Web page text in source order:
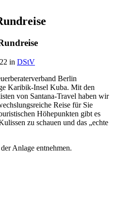
in DStV
Berlin
Karibik-Insel Kuba. Mit den
von Santana-Travel haben wir
Reise für Sie
Höhepunkten gibt es
zu schauen und das „echte
Anlage entnehmen.